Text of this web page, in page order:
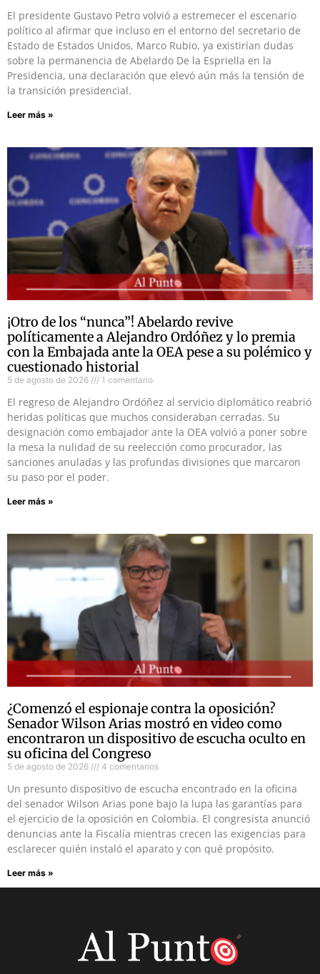
El presidente Gustavo Petro volvió a estremecer el escenario
político al afirmar que incluso en el entorno del secretario de
Estado de Estados Unidos, Marco Rubio, ya existirían dudas
sobre la permanencia de Abelardo De la Espriella en la
Presidencia, una declaración que elevó aún más la tensión de
la transición presidencial.
Leer más »
¡Otro de los “nunca”! Abelardo revive
políticamente a Alejandro Ordóñez y lo premia
con la Embajada ante la OEA pese a su polémico y
cuestionado historial
5 de agosto de 2026 1 comentario
El regreso de Alejandro Ordóñez al servicio diplomático reabrió
heridas políticas que muchos consideraban cerradas. Su
designación como embajador ante la OEA volvió a poner sobre
la mesa la nulidad de su reelección como procurador, las
sanciones anuladas y las profundas divisiones que marcaron
su paso por el poder.
Leer más »
¿Comenzó el espionaje contra la oposición?
Senador Wilson Arias mostró en video como
encontraron un dispositivo de escucha oculto en
su oficina del Congreso
5 de agosto de 2026 4 comentarios
Un presunto dispositivo de escucha encontrado en la oficina
del senador Wilson Arias pone bajo la lupa las garantías para
el ejercicio de la oposición en Colombia. El congresista anunció
denuncias ante la Fiscalía mientras crecen las exigencias para
esclarecer quién instaló el aparato y con qué propósito.
Leer más »